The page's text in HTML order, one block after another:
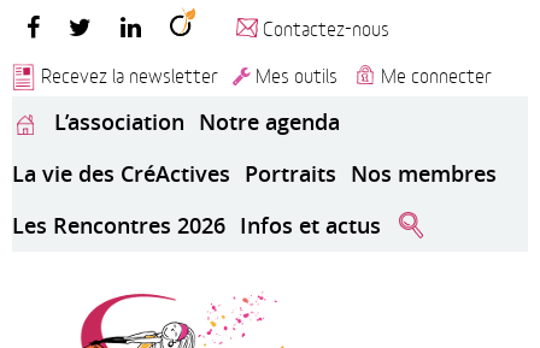
Contactez-nous
Recevez la newsletter
Mes outils Me connecter
L’association Notre agenda
La vie des CréActives Portraits Nos membres
Les Rencontres 2026 Infos et actus